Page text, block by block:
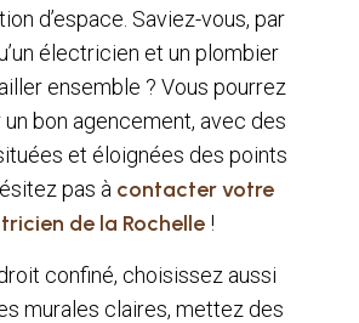
d’espace. Saviez-vous, par
électricien et un plombier
ensemble ? Vous pourrez
bon agencement, avec des
et éloignées des points
pas à contacter votre
de la Rochelle!
confiné, choisissez aussi
murales claires, mettez des